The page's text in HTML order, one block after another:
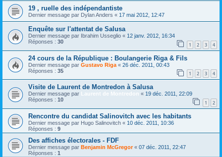
19 , ruelle des indépendantiste
Dernier message par Dylan Anders « 17 mai 2012, 12:47
Enquête sur l'attentat de Salusa
Dernier message par Ibrahim Usseglio « 12 janv. 2012, 16:34
Réponses : 30 1 2 3 4
24 cours de la République : Boulangerie Riga & Fils
Dernier message par Gustavo Riga « 26 déc. 2011, 00:43
Réponses : 35 1 2 3 4
Visite de Laurent de Montredon à Salusa
Dernier message par Laurent de Montredon « 19 déc. 2011, 22:09
Réponses : 10 1 2
Rencontre du candidat Salinovitch avec les habitants
Dernier message par Hugo Salinovitch « 10 déc. 2011, 10:36
Réponses : 9
Des affiches électorales - FDF
Dernier message par Benjamin McGregor« 07 déc. 2011, 22:47
Réponses : 1